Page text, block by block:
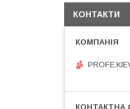
КОНТАКТИ